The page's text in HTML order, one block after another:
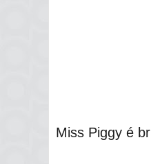
Miss Piggy é